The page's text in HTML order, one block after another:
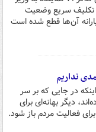
تکلیف سریع وضعیت
آن‌ها قطع شده است
نداریم
در جایی که بر سر
دیگر بهانه‌ای برای
فعالیت مردم باز شود.